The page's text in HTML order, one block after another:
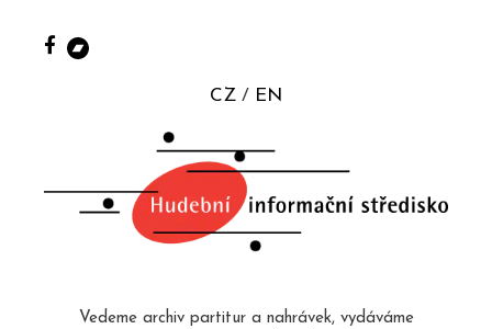
CZ EN
Vedeme archiv partitur a nahrávek, vydáváme